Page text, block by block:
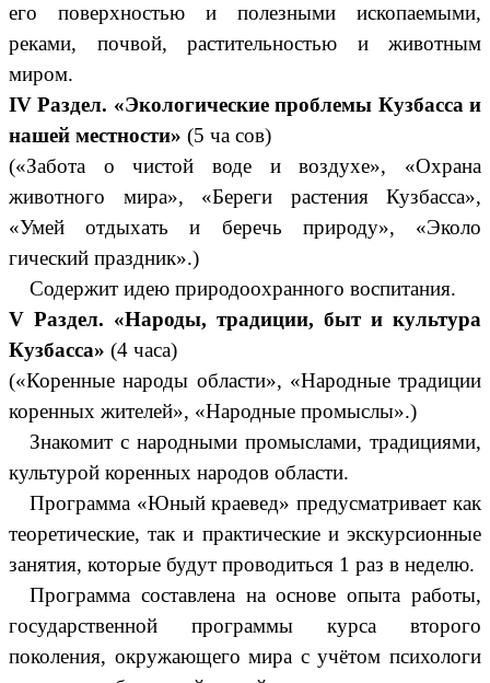
его поверхностью и полезными ископаемыми,
реками, почвой, растительностью и животным
миром.
IV Раздел. «Экологические проблемы Кузбасса и
нашей местности» (5 ча сов)
(«Забота о чистой воде и воздухе», «Охрана
животного мира», «Береги растения Кузбасса»,
«Умей отдыхать и беречь природу», «Эколо
гический праздник».)
Содержит идею природоохранного воспитания.
V Раздел. «Народы, традиции, быт и культура
Кузбасса» (4 часа)
(«Коренные народы области», «Народные традиции
коренных жителей», «Народные промыслы».)
Знакомит с народными промыслами, традициями,
культурой коренных народов области.
Программа «Юный краевед» предусматривает как
теоретические, так и практические и экскурсионные
занятия, которые будут проводиться 1 раз в неделю.
Программа составлена на основе опыта работы,
государственной программы курса второго
поколения, окружающего мира с учётом психологи